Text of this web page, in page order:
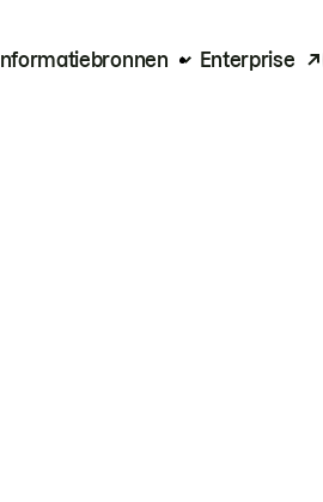
Informatiebronnen Enterprise